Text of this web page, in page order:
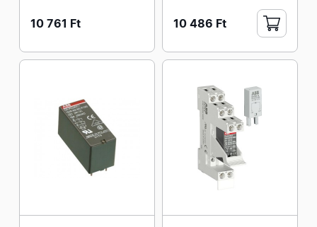
10 761 Ft 10 486 Ft